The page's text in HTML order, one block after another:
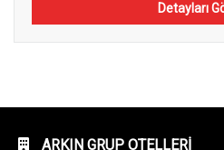
Detayları
ARKIN GRUP OTELLERI